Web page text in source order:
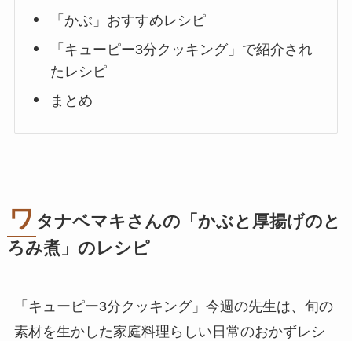
「かぶ」おすすめレシピ
「キューピー3分クッキング」で紹介され
たレシピ
まとめ
ワ タナベマキさんの「 かぶと厚揚げのと
ろみ煮」のレシピ
「キューピー3分クッキング」今週の先生は、旬の
素材を生かした家庭料理らしい日常のおかずレシ